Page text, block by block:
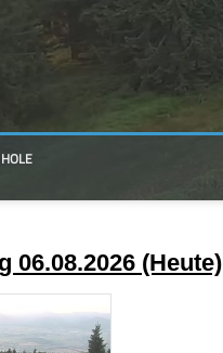
06.08.2026 (Heute)